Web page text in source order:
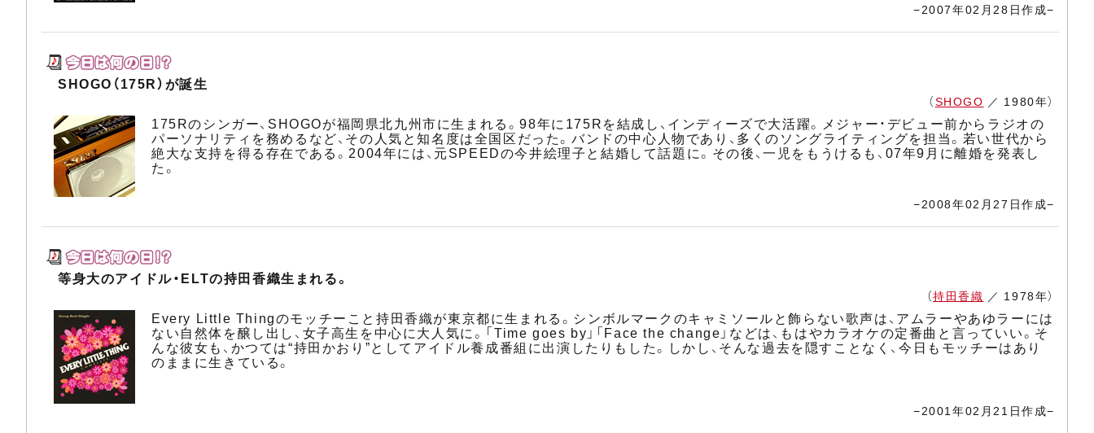
−2007年02月28日作成−
SHOGO（175R）が誕生
（SHOGO ／ 1980年）
175Rのシンガー、SHOGOが福岡県北九州市に生まれる。98年に175Rを結成し、インディーズで大活躍。メジャー・デビュー前からラジオの
パーソナリティを務めるなど、その人気と知名度は全国区だった。バンドの中心人物であり、多くのソングライティングを担当。若い世代から
絶大な支持を得る存在である。2004年には、元SPEEDの今井絵理子と結婚して話題に。その後、一児をもうけるも、07年9月に離婚を発表し
た。
−2008年02月27日作成−
等身大のアイドル・ELTの持田香織生まれる。
（持田香織 ／ 1978年）
Every Little Thingのモッチーこと持田香織が東京都に生まれる。シンボルマークのキャミソールと飾らない歌声は、アムラーやあゆラーには
ない自然体を醸し出し、女子高生を中心に大人気に。「Time goes by」「Face the change」などは、もはやカラオケの定番曲と言っていい。そ
んな彼女も、かつては“持田かおり”としてアイドル養成番組に出演したりもした。しかし、そんな過去を隠すことなく、今日もモッチーはあり
のままに生きている。
−2001年02月21日作成−